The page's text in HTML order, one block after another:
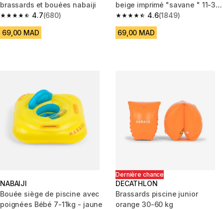
brassards et bouées nabaiji
4.7
4.7 out of 5 stars from 680 reviews
(680)
69,00 MAD
beige imprimé "savane " 11-30
kg
4.6
4.6 out of 5 stars from 1849
(1849)
69,00 MAD
NABAIJI
Bouée siège de piscine avec
poignées Bébé 7-11kg - jaune
Dernière chance
DECATHLON
Brassards piscine junior
orange 30-60 kg